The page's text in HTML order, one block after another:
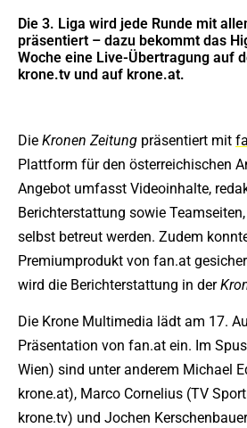
Die 3. Liga wird jede Runde mit
präsentiert – dazu bekommt das
Woche eine Live-Übertragung auf
krone.tv und auf krone.at.
Die Kronen Zeitung präsentiert mit
Plattform für den österreichischen
Angebot umfasst Videoinhalte,
Berichterstattung sowie
selbst betreut werden. Zudem
Premiumprodukt von fan.at
wird die Berichterstattung in der
Die Krone Multimedia lädt am 17.
Präsentation von fan.at ein. Im
Wien) sind unter anderem Michael
krone.at), Marco Cornelius (TV
krone.tv) und Jochen